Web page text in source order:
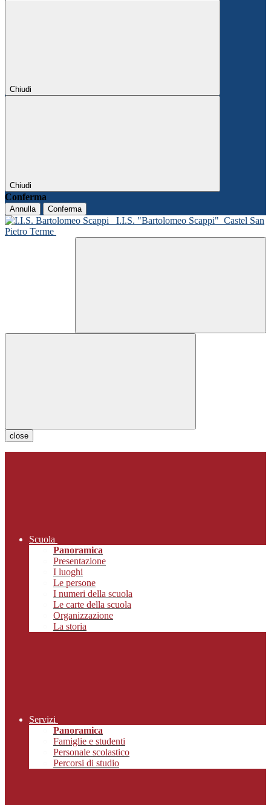
Chiudi
Chiudi
Conferma
Annulla Conferma
I.I.S. "Bartolomeo Scappi" Castel San
Pietro Terme
close
Scuola
Panoramica
Presentazione
I luoghi
Le persone
I numeri della scuola
Le carte della scuola
Organizzazione
La storia
Servizi
Panoramica
Famiglie e studenti
Personale scolastico
Percorsi di studio